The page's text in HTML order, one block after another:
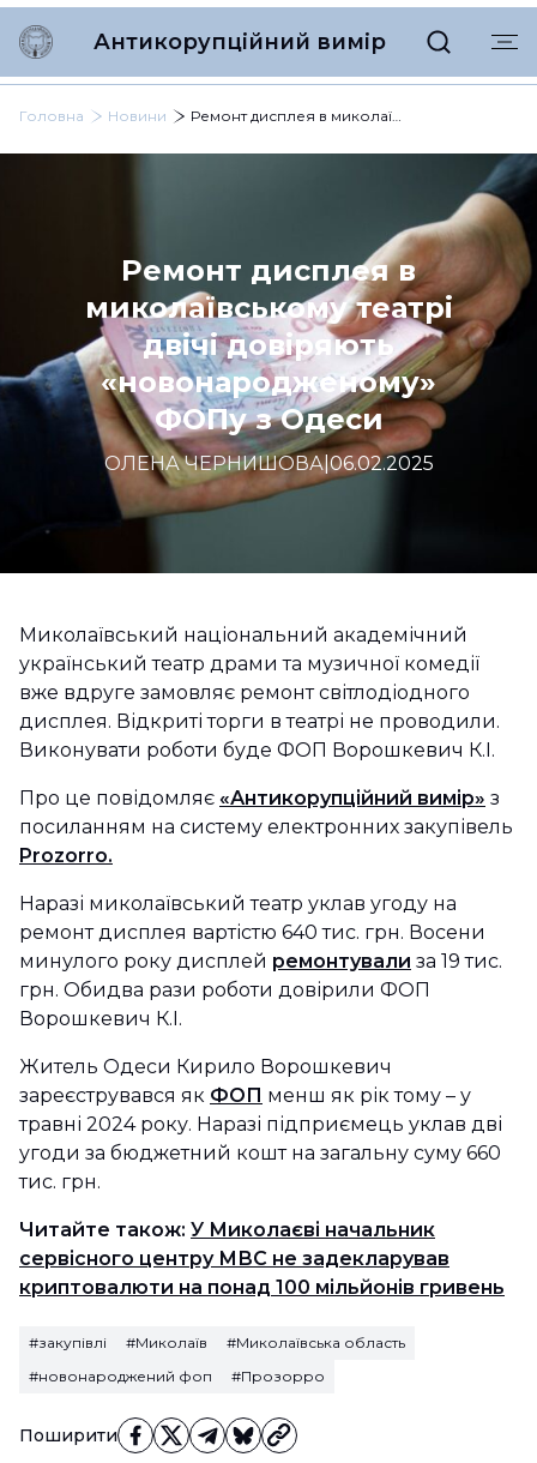
Антикорупційний вимір
Головна Новини Ремонт дисплея в миколаївському театрі двічі довіряють «новонародженому» ФОПу з Одеси
Ремонт дисплея в
миколаївському театрі
двічі довіряють
«новонародженому»
ФОПу з Одеси
ОЛЕНА ЧЕРНИШОВА|06.02.2025
Поширити
Миколаївський національний академічний
український театр драми та музичної комедії
вже вдруге замовляє ремонт світлодіодного
дисплея. Відкриті торги в театрі не проводили.
Виконувати роботи буде ФОП Ворошкевич К.І.
Про це повідомляє «Антикорупційний вимір» з
посиланням на систему електронних закупівель
Prozorro.
Наразі миколаївський театр уклав угоду на
ремонт дисплея вартістю 640 тис. грн. Восени
минулого року дисплей ремонтували за 19 тис.
грн. Обидва рази роботи довірили ФОП
Ворошкевич К.І.
Житель Одеси Кирило Ворошкевич
зареєструвався як ФОП менш як рік тому – у
травні 2024 року. Наразі підприємець уклав дві
угоди за бюджетний кошт на загальну суму 660
тис. грн.
Читайте також: У Миколаєві начальник
сервісного центру МВС не задекларував
криптовалюти на понад 100 мільйонів гривень
#закупівлі #Миколаїв
#Миколаївська область
#новонароджений фоп
#Прозорро